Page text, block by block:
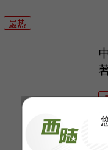
最热